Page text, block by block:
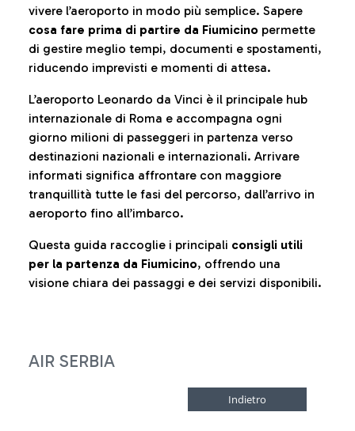
vivere l’aeroporto in modo più semplice. Sapere
cosa fare prima di partire da Fiumicino permette
di gestire meglio tempi, documenti e spostamenti,
riducendo imprevisti e momenti di attesa.
L’aeroporto Leonardo da Vinci è il principale hub
internazionale di Roma e accompagna ogni
giorno milioni di passeggeri in partenza verso
destinazioni nazionali e internazionali. Arrivare
informati significa affrontare con maggiore
tranquillità tutte le fasi del percorso, dall’arrivo in
aeroporto fino all’imbarco.
Questa guida raccoglie i principali consigli utili
per la partenza da Fiumicino, offrendo una
visione chiara dei passaggi e dei servizi disponibili.
AIR SERBIA